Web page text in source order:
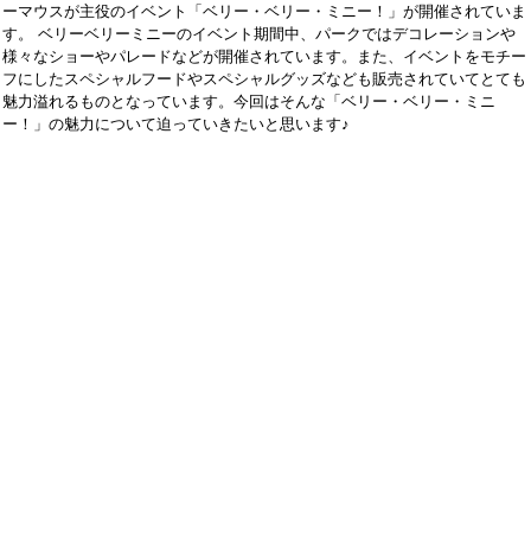
ーマウスが主役のイベント「ベリー・ベリー・ミニー！」が開催されていま
す。 ベリーベリーミニーのイベント期間中、パークではデコレーションや
様々なショーやパレードなどが開催されています。また、イベントをモチー
フにしたスペシャルフードやスペシャルグッズなども販売されていてとても
魅力溢れるものとなっています。今回はそんな「ベリー・ベリー・ミニ
ー！」の魅力について迫っていきたいと思います♪